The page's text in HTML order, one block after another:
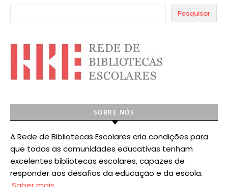
Pesquisar
SOBRE NÓS
A Rede de Bibliotecas Escolares cria condições para
que todas as comunidades educativas tenham
excelentes bibliotecas escolares, capazes de
responder aos desafios da educação e da escola.